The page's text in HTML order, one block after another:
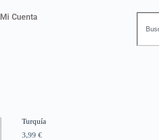
Mi Cuenta
Turquía
3,99 €